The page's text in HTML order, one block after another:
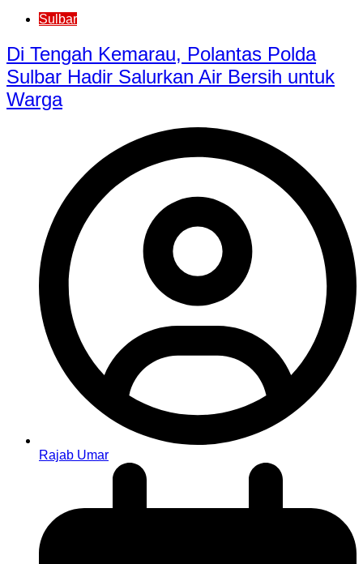
Sulbar
Di Tengah Kemarau, Polantas Polda
Sulbar Hadir Salurkan Air Bersih untuk
Warga
Rajab Umar